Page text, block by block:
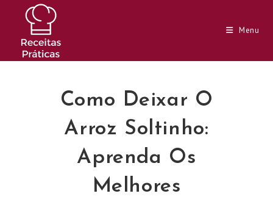
conteúdo
Menu
Como Deixar O
Arroz Soltinho:
Aprenda Os
Melhores